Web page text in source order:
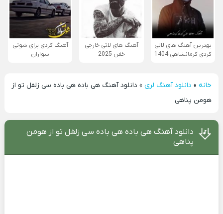
بهترین آهنگ های لاتی
کردی کرمانشاهی 1404
آهنگ های لاتی خارجی
خفن 2025
آهنگ کردی برای شوتی
سواران
خانه» دانلود آهنگ لری » دانلود آهنگ هی باده هی باده سی زلفل تو از
هومن پناهی
دانلود آهنگ هی باده هی باده سی زلفل تو از هومن
پناهی